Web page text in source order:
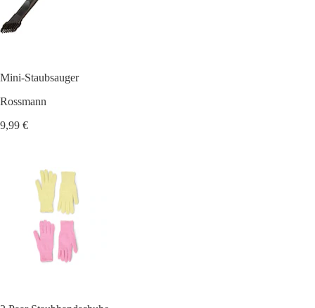
Mini-Staubsauger
Rossmann
9,99 €